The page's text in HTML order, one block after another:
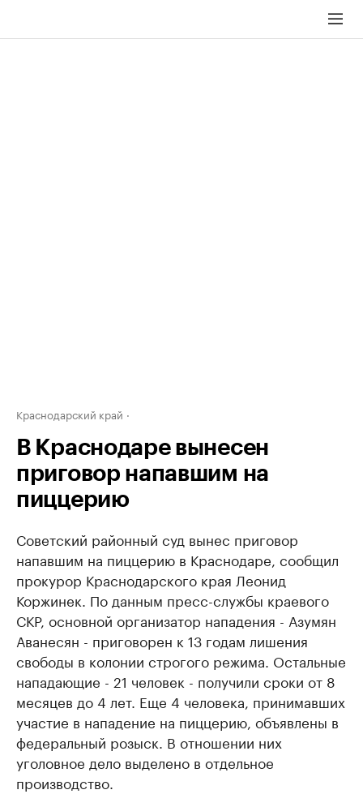
Краснодарский край
В Краснодаре вынесен
приговор напавшим на
пиццерию
Советский районный суд вынес приговор
напавшим на пиццерию в Краснодаре, сообщил
прокурор Краснодарского края Леонид
Коржинек. По данным пресс-службы краевого
СКР, основной организатор нападения - Азумян
Аванесян - приговорен к 13 годам лишения
свободы в колонии строгого режима. Остальные
нападающие - 21 человек - получили сроки от 8
месяцев до 4 лет. Еще 4 человека, принимавших
участие в нападение на пиццерию, объявлены в
федеральный розыск. В отношении них
уголовное дело выделено в отдельное
производство.